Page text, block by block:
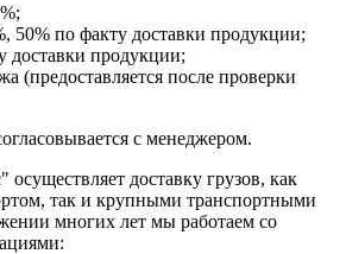
50% по факту доставки продукции;
доставки продукции;
(предоставляется после проверки
с менеджером.
доставку грузов, как
так и крупными транспортными
многих лет мы работаем со